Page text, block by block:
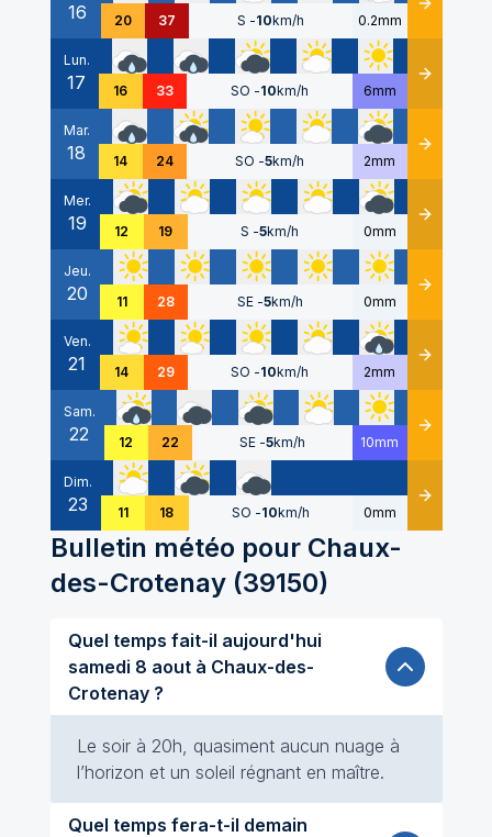
16 20 37 S -10km/h 0.2mm Détails
Lun.
17 16 33 SO -10km/h 6mm Détails
Mar.
18 14 24 SO -5km/h 2mm Détails
Mer.
19 12 19 S -5km/h 0mm Détails
Jeu.
20 11 28 SE -5km/h 0mm Détails
Ven.
21 14 29 SO -10km/h 2mm Détails
Sam.
22 12 22 SE -5km/h 10mm Détails
Dim.
23 11 18 SO -10km/h 0mm Détails
Bulletin météo pour Chaux-
des-Crotenay(39150)
Quel temps fait-il aujourd'hui
samedi 8 aout à Chaux-des-
Crotenay ?
Le soir à 20h, quasiment aucun nuage à
l’horizon et un soleil régnant en maître.
Quel temps fera-t-il demain